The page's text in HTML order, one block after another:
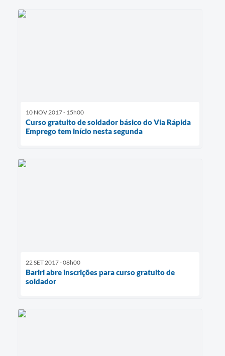
10 NOV 2017 - 15h00
Curso gratuito de soldador básico do Via Rápida
Emprego tem início nesta segunda
22 SET 2017 - 08h00
Bariri abre inscrições para curso gratuito de
soldador